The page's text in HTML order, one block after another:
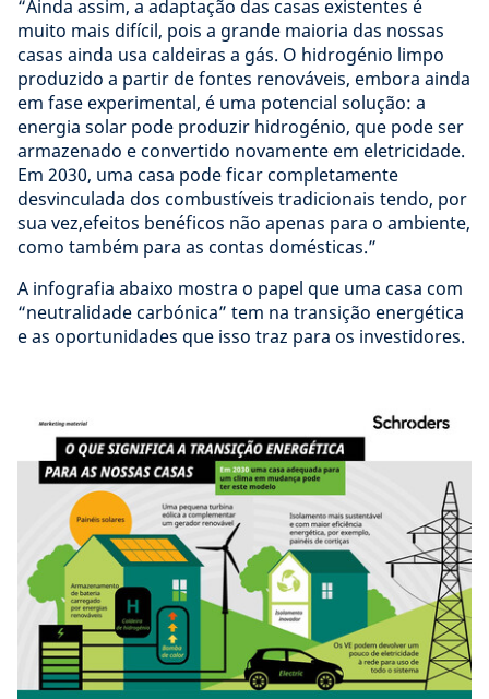
“Ainda assim, a adaptação das casas existentes é
muito mais difícil, pois a grande maioria das nossas
casas ainda usa caldeiras a gás. O hidrogénio limpo
produzido a partir de fontes renováveis, embora ainda
em fase experimental, é uma potencial solução: a
energia solar pode produzir hidrogénio, que pode ser
armazenado e convertido novamente em eletricidade.
Em 2030, uma casa pode ficar completamente
desvinculada dos combustíveis tradicionais tendo, por
sua vez,efeitos benéficos não apenas para o ambiente,
como também para as contas domésticas.”
A infografia abaixo mostra o papel que uma casa com
“neutralidade carbónica” tem na transição energética
e as oportunidades que isso traz para os investidores.